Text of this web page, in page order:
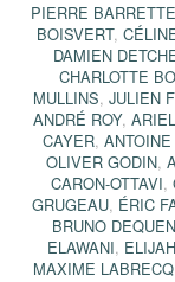
PIERRE BARRETTE
BOISVERT,
DAMIEN
CHARLOTTE
MULLINS,JULIEN
ANDRÉ ROY,
CAYER,
OLIVER GODIN,
CARON-OTTAVI,
GRUGEAU, ÉRIC
BRUNO DEQUEN
ELAWANI,
MAXIME